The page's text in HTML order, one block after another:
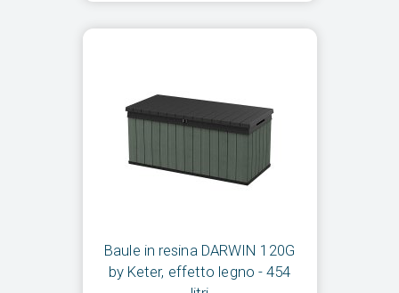
Baule in resina DARWIN 120G
by Keter, effetto legno - 454